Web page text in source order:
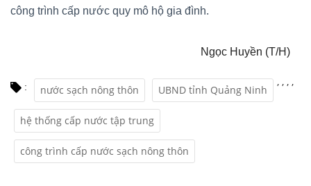
công trình cấp nước quy mô hộ gia đình.
Ngọc Huyền (T/H)
: nước sạch nông thôn
,
UBND tỉnh Quảng Ninh
,
hệ thống cấp nước tập trung
,
công trình cấp nước sạch nông thôn
,